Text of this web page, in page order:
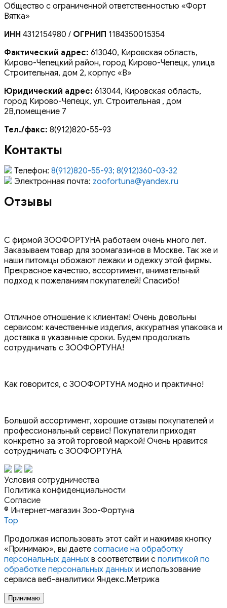
Общество с ограниченной ответственностью «Форт
Вятка»
ИНН 4312154980 / ОГРНИП 1184350015354
Фактический адрес: 613040, Кировская область,
Кирово-Чепецкий район, город Кирово-Чепецк, улица
Строительная, дом 2, корпус «В»
Юридический адрес: 613044, Кировская область,
город Кирово-Чепецк, ул. Строительная , дом
2В,помещение 7
Тел./факс: 8(912)820-55-93
Контакты
Телефон: 8(912)820-55-93; 8(912)360-03-32
Электронная почта: zoofortuna@yandex.ru
Отзывы
С фирмой ЗООФОРТУНА работаем очень много лет.
Заказываем товар для зоомагазинов в Москве. Так же и
наши питомцы обожают лежаки и одежку этой фирмы.
Прекрасное качество, ассортимент, внимательный
подход к пожеланиям покупателей! Спасибо!
Отличное отношение к клиентам! Очень довольны
сервисом: качественные изделия, аккуратная упаковка и
доставка в указанные сроки. Будем продолжать
сотрудничать с ЗООФОРТУНА!
Как говорится, с ЗООФОРТУНА модно и практично!
Большой ассортимент, хорошие отзывы покупателей и
профессиональный сервис! Покупатели приходят
конкретно за этой торговой маркой! Очень нравится
сотрудничать с ЗООФОРТУНА
Условия сотрудничества
Политика конфиденциальности
Согласие
© Интернет-магазин Зоо-Фортуна
Top
Продолжая использовать этот сайт и нажимая кнопку
«Принимаю», вы даете согласие на обработку
персональных данных в соответствии с политикой по
обработке персональных данных и использование
сервиса веб-аналитики Яндекс.Метрика
Принимаю